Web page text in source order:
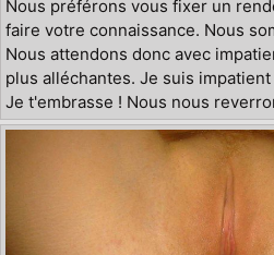
Nous préférons vous fixer un
faire votre connaissance. Nous
Nous attendons donc avec
plus alléchantes. Je suis
Je t'embrasse ! Nous nous